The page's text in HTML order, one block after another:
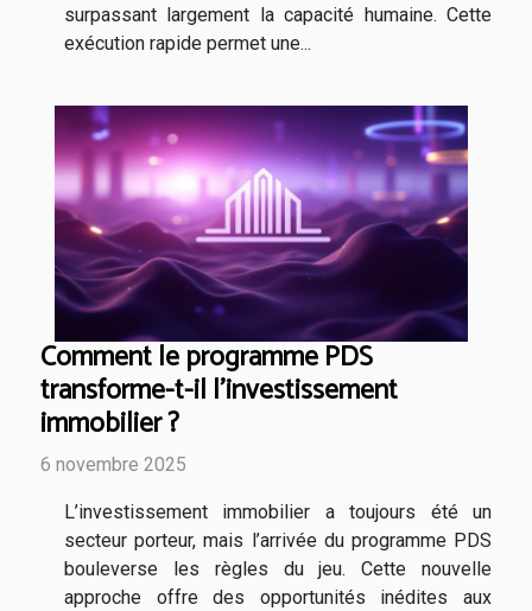
surpassant largement la capacité humaine. Cette
exécution rapide permet une...
Comment le programme PDS
transforme-t-il l'investissement
immobilier ?
6 novembre 2025
L’investissement immobilier a toujours été un
secteur porteur, mais l’arrivée du programme PDS
bouleverse les règles du jeu. Cette nouvelle
approche offre des opportunités inédites aux